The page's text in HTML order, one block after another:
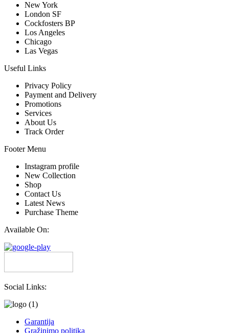
New York
London SF
Cockfosters BP
Los Angeles
Chicago
Las Vegas
Useful Links
Privacy Policy
Payment and Delivery
Promotions
Services
About Us
Track Order
Footer Menu
Instagram profile
New Collection
Shop
Contact Us
Latest News
Purchase Theme
Available On:
Social Links:
Garantija
Grąžinimo politika